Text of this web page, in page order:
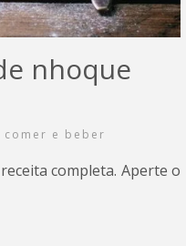
nhoque
comer e beber
completa. Aperte o